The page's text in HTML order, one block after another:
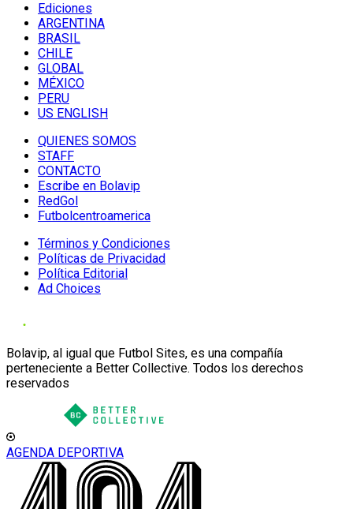
Ediciones
ARGENTINA
BRASIL
CHILE
GLOBAL
MÉXICO
PERU
US ENGLISH
QUIENES SOMOS
STAFF
CONTACTO
Escribe en Bolavip
RedGol
Futbolcentroamerica
Términos y Condiciones
Políticas de Privacidad
Política Editorial
Ad Choices
Bolavip, al igual que Futbol Sites, es una compañía
perteneciente a Better Collective. Todos los derechos
reservados
AGENDA DEPORTIVA